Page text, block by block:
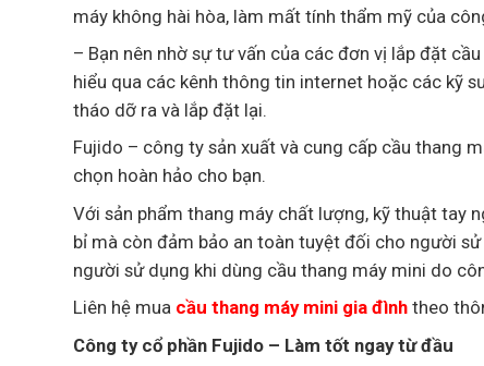
máy không hài hòa, làm mất tính thẩm mỹ của
– Bạn nên nhờ sự tư vấn của các đơn vị lắp đặt
hiểu qua các kênh thông tin internet hoặc các kỹ
tháo dỡ ra và lắp đặt lại.
Fujido – công ty sản xuất và cung cấp cầu thang
chọn hoàn hảo cho bạn.
Với sản phẩm thang máy chất lượng, kỹ thuật tay
bỉ mà còn đảm bảo an toàn tuyệt đối cho người
người sử dụng khi dùng cầu thang máy mini do
Liên hệ mua cầu thang máy mini gia đình theo
Công ty cổ phần Fujido – Làm tốt ngay từ đầu